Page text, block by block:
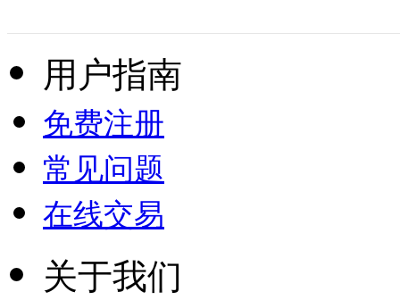
用户指南
免费注册
常见问题
在线交易
关于我们